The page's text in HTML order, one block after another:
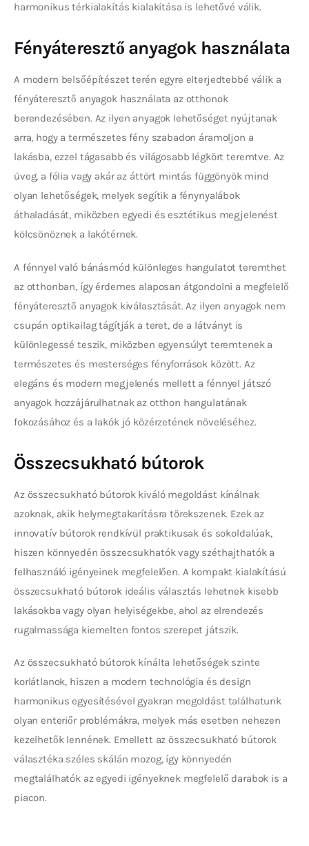
harmonikus térkialakítás kialakítása is lehetővé válik.
Fényáteresztő anyagok használata
A modern belsőépítészet terén egyre elterjedtebbé válik a
fényáteresztő anyagok használata az otthonok
berendezésében. Az ilyen anyagok lehetőséget nyújtanak
arra, hogy a természetes fény szabadon áramoljon a
lakásba, ezzel tágasabb és világosabb légkört teremtve. Az
üveg, a fólia vagy akár az áttört mintás függönyök mind
olyan lehetőségek, melyek segítik a fénynyalábok
áthaladását, miközben egyedi és esztétikus megjelenést
kölcsönöznek a lakótérnek.
A fénnyel való bánásmód különleges hangulatot teremthet
az otthonban, így érdemes alaposan átgondolni a megfelelő
fényáteresztő anyagok kiválasztását. Az ilyen anyagok nem
csupán optikailag tágítják a teret, de a látványt is
különlegessé teszik, miközben egyensúlyt teremtenek a
természetes és mesterséges fényforrások között. Az
elegáns és modern megjelenés mellett a fénnyel játszó
anyagok hozzájárulhatnak az otthon hangulatának
fokozásához és a lakók jó közérzetének növeléséhez.
Összecsukható bútorok
Az összecsukható bútorok kiváló megoldást kínálnak
azoknak, akik helymegtakarításra törekszenek. Ezek az
innovatív bútorok rendkívül praktikusak és sokoldalúak,
hiszen könnyedén összecsukhatók vagy széthajthatók a
felhasználó igényeinek megfelelően. A kompakt kialakítású
összecsukható bútorok ideális választás lehetnek kisebb
lakásokba vagy olyan helyiségekbe, ahol az elrendezés
rugalmassága kiemelten fontos szerepet játszik.
Az összecsukható bútorok kínálta lehetőségek szinte
korlátlanok, hiszen a modern technológia és design
harmonikus egyesítésével gyakran megoldást találhatunk
olyan enteriőr problémákra, melyek más esetben nehezen
kezelhetők lennének. Emellett az összecsukható bútorok
választéka széles skálán mozog, így könnyedén
megtalálhatók az egyedi igényeknek megfelelő darabok is a
piacon.